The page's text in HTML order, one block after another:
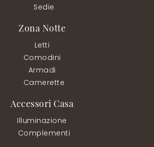
Sedie
Zona Notte
Letti
Comodini
Armadi
Camerette
Accessori Casa
Illuminazione
Complementi